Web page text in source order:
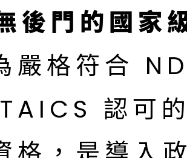
後門的國家
嚴格符合
認可